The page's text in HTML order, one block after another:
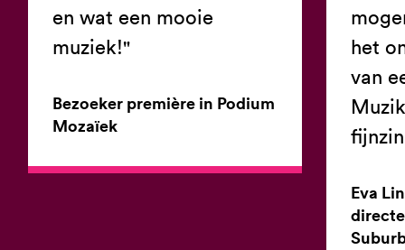
en wat een mooie
muziek!"
Bezoeker première in Podium
Mozaïek
het
van
Eva